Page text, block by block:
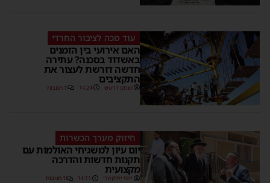
עוד מכה לציבור החרדי
האם אירועי בין הזמנים
באשדוד בסכנה? עתירה
חדשה דורשת לעצור את
התקציבים
מנחם דויטש 14:24 1 תגובות
חיזוק מערך הכשרות
יום עיון למשגיחי האולמות עם
תקנות חדשות והדרכה
מקצועית
יוסי יחזקאלי 14:11 1 תגובות